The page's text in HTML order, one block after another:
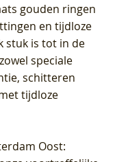
gouden ringen
en tijdloze
stuk is tot in de
speciale
schitteren
tijdloze
Oost: